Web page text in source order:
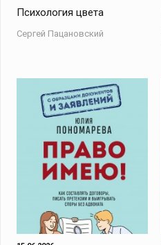
Психология цвета
Сергей Пацановский